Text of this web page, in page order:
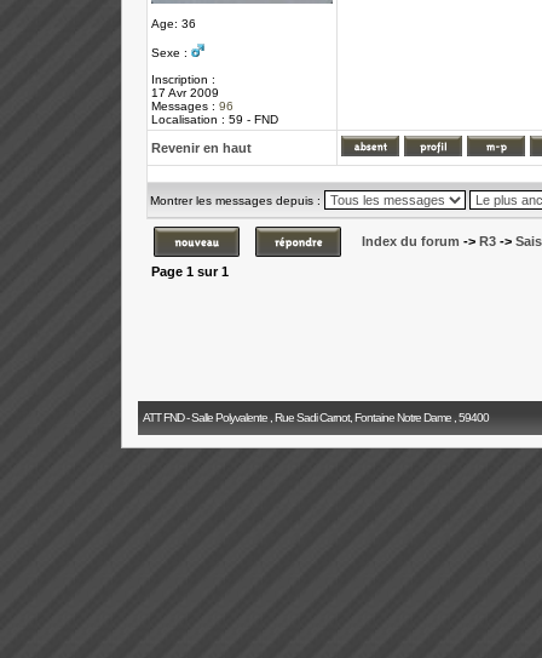
Age: 36
Sexe :
Inscription :
17 Avr 2009
Messages : 96
Localisation : 59 - FND
Revenir en haut
Montrer les messages depuis :
Index du forum -> R3 ->
Page 1 sur1
ATT FND - Salle Polyvalente , Rue Sadi Carnot, Fontaine Notre Dame , 59400